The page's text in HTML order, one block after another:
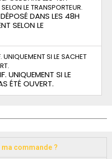
DANS LES 48H
SELON LE
UNIQUEMENT SI LE
ÉTÉ OUVERT.
commande ?